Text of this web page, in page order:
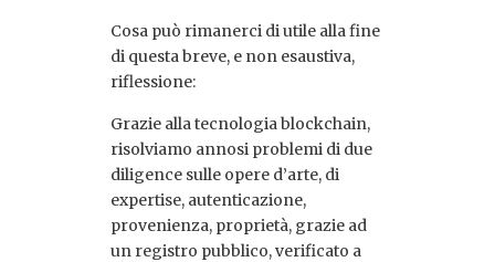
Cosa può rimanerci di utile alla fine
di questa breve, e non esaustiva,
riflessione:
Grazie alla tecnologia blockchain,
risolviamo annosi problemi di due
diligence sulle opere d’arte, di
expertise, autenticazione,
provenienza, proprietà, grazie ad
un registro pubblico, verificato a